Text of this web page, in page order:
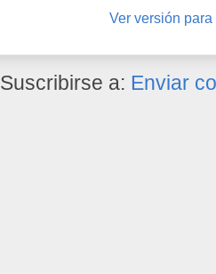
Ver versión
Suscribirse a: Enviar